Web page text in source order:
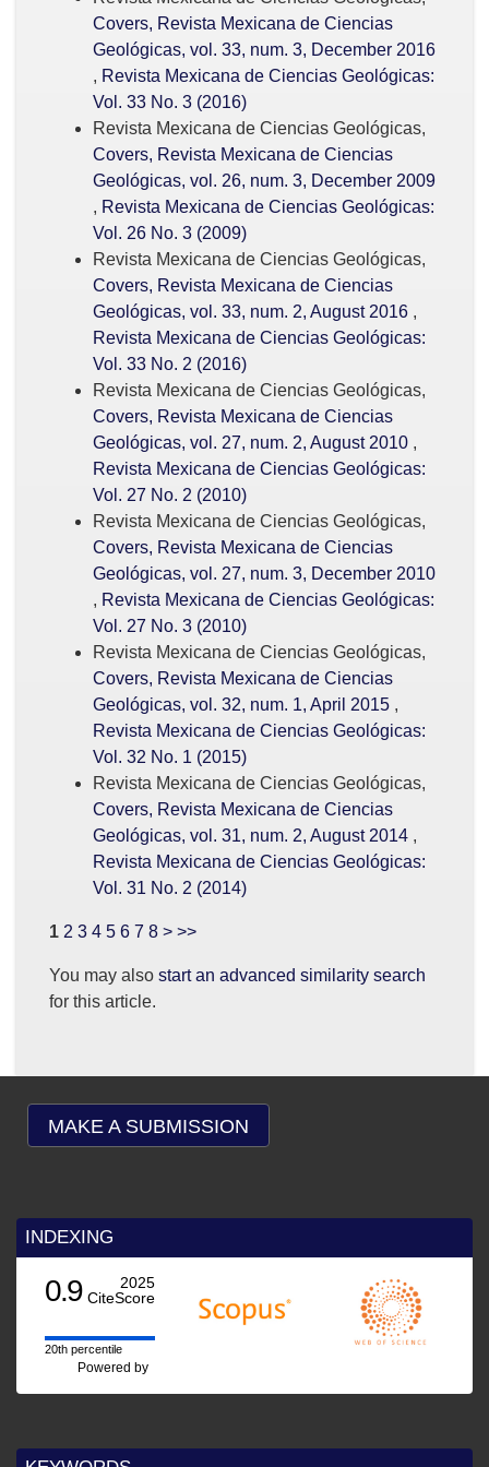
Covers, Revista Mexicana de Ciencias
Geológicas, vol. 33, num. 3, December 2016
, Revista Mexicana de Ciencias Geológicas:
Vol. 33 No. 3 (2016)
Revista Mexicana de Ciencias Geológicas,
Covers, Revista Mexicana de Ciencias
Geológicas, vol. 26, num. 3, December 2009
, Revista Mexicana de Ciencias Geológicas:
Vol. 26 No. 3 (2009)
Revista Mexicana de Ciencias Geológicas,
Covers, Revista Mexicana de Ciencias
Geológicas, vol. 33, num. 2, August 2016 ,
Revista Mexicana de Ciencias Geológicas:
Vol. 33 No. 2 (2016)
Revista Mexicana de Ciencias Geológicas,
Covers, Revista Mexicana de Ciencias
Geológicas, vol. 27, num. 2, August 2010 ,
Revista Mexicana de Ciencias Geológicas:
Vol. 27 No. 2 (2010)
Revista Mexicana de Ciencias Geológicas,
Covers, Revista Mexicana de Ciencias
Geológicas, vol. 27, num. 3, December 2010
, Revista Mexicana de Ciencias Geológicas:
Vol. 27 No. 3 (2010)
Revista Mexicana de Ciencias Geológicas,
Covers, Revista Mexicana de Ciencias
Geológicas, vol. 32, num. 1, April 2015 ,
Revista Mexicana de Ciencias Geológicas:
Vol. 32 No. 1 (2015)
Revista Mexicana de Ciencias Geológicas,
Covers, Revista Mexicana de Ciencias
Geológicas, vol. 31, num. 2, August 2014 ,
Revista Mexicana de Ciencias Geológicas:
Vol. 31 No. 2 (2014)
1 2 3 4 5 6 7 8 > >>
You may also start an advanced similarity search
for this article.
MAKE A SUBMISSION
INDEXING
0.9
2025
CiteScore
20th percentile
Powered by